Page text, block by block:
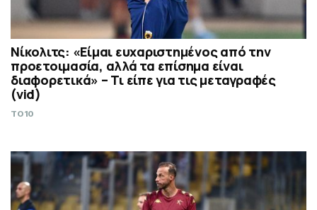
Νίκολιτς: «Είμαι ευχαριστημένος από την
προετοιμασία, αλλά τα επίσημα είναι
διαφορετικά» – Τι είπε για τις μεταγραφές
(vid)
TO10